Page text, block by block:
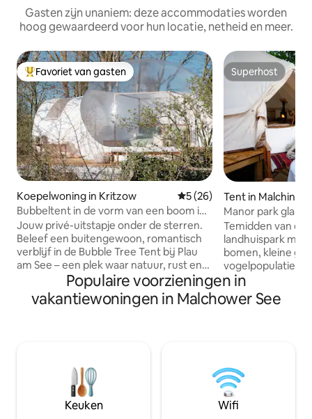
Gasten zijn unaniem: deze accommodaties worden
hoog gewaardeerd voor hun locatie, netheid en meer.
Topfavoriet van gasten
Favoriet van gasten
Koepelwoning in Kritzow Gemiddelde beoordeling
5 (26)
Bubbeltent in de vorm van een boom in
Plau am See
Jouw privé-uitstapje onder de sterren.
Beleef een buitengewoon, romantisch
verblijf in de Bubble Tree Tent bij Plau
am See – een plek waar natuur, rust en
ontspanning samenkomen. Je hebt je
eigen bubbeltent met eigen
doucheruimte helemaal voor jezelf.
door zonsondergangen en val in slaap
onder een sprankelende sterrenhemel.
Een onvergetelijke natuurervaring in
Mecklenburg-Vorpommern.
Superhost
Superhost
Tent in Malchin
Manor park
Temidden van
landhuispark
bomen, kleine
vogelpopulatie
kloktenten met
Gemaakt van
een mooi
denken, lezen in
om de geweldige
culturele erfgoed
Lake Plateau' te
Populaire voorzieningen in
vakantiewoningen in Malchower See
Keuken Wifi